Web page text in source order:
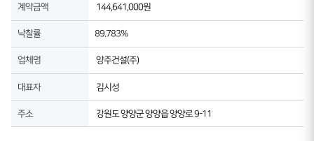
계약금액 144,641,000원
낙찰률 89.783%
업체명 양주건설(주)
대표자 김시성
주소 강원도 양양군 양양읍 양양로 9-11